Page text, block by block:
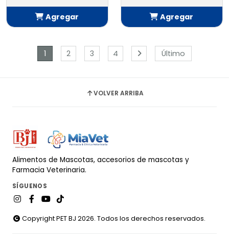
Agregar
Agregar
1
2 3 4 Último
VOLVER ARRIBA
Alimentos de Mascotas, accesorios de mascotas y
Farmacia Veterinaria.
SÍGUENOS
Copyright PET BJ 2026. Todos los derechos reservados.